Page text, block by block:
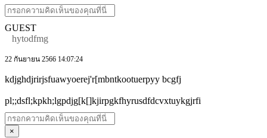
GUEST
hytodfmg
22 กันยายน 2566 14:07:24
kdjghdjrirjsfuawyoerej'r[mbntkootuerpyy bcgfj
pl;;dsfl;kpkh;lgpdjg[k[]kjirpgkfhyrusdfdcvxtuykgjrfi
×